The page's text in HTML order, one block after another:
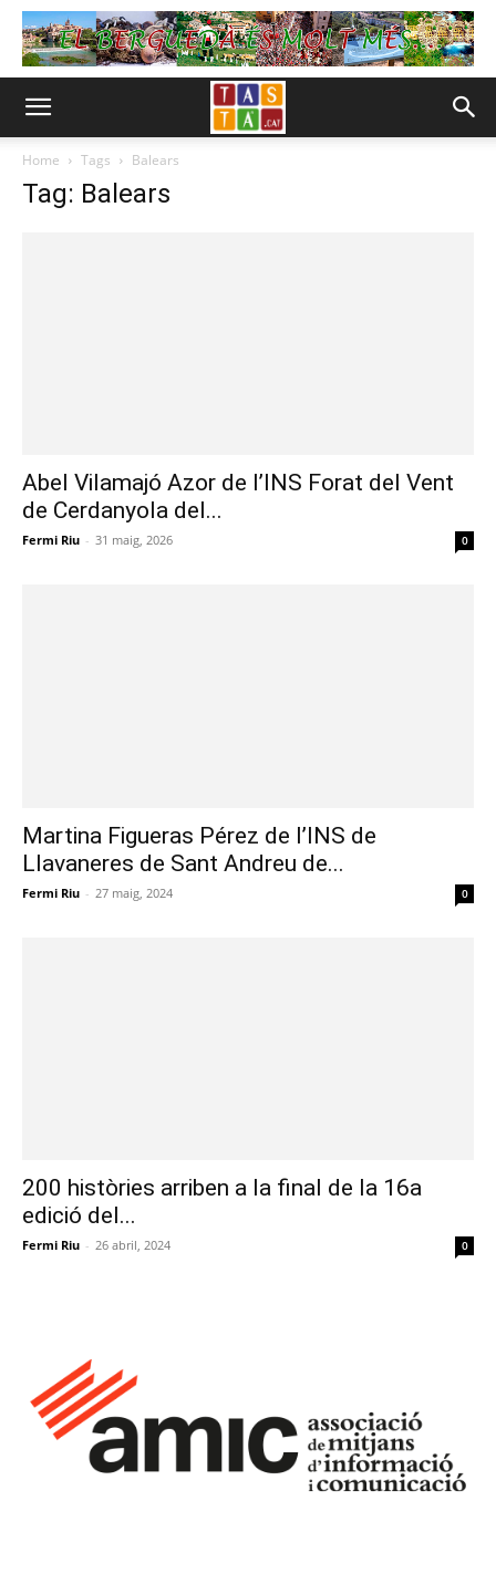
Home Tags Balears
Tag: Balears
Abel Vilamajó Azor de l’INS Forat del Vent
de Cerdanyola del...
Fermi Riu - 31 maig, 2026 0
Martina Figueras Pérez de l’INS de
Llavaneres de Sant Andreu de...
Fermi Riu - 27 maig, 2024 0
200 històries arriben a la final de la 16a
edició del...
Fermi Riu - 26 abril, 2024 0